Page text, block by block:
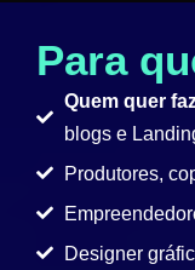
Para
Quem quer
blogs e
Produtores,
Designer